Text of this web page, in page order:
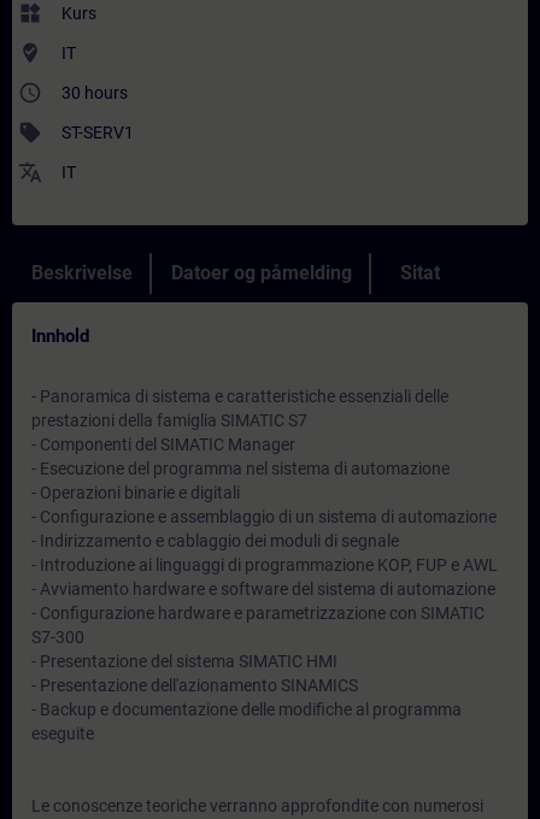
widgets Kurs
where_to_vote IT
access_time 30 hours
sell ST-SERV1
translate IT
Beskrivelse Datoer og påmelding Sitat
Innhold
- Panoramica di sistema e caratteristiche essenziali delle
prestazioni della famiglia SIMATIC S7
- Componenti del SIMATIC Manager
- Esecuzione del programma nel sistema di automazione
- Operazioni binarie e digitali
- Configurazione e assemblaggio di un sistema di automazione
- Indirizzamento e cablaggio dei moduli di segnale
- Introduzione ai linguaggi di programmazione KOP, FUP e AWL
- Avviamento hardware e software del sistema di automazione
- Configurazione hardware e parametrizzazione con SIMATIC
S7-300
- Presentazione del sistema SIMATIC HMI
- Presentazione dell'azionamento SINAMICS
- Backup e documentazione delle modifiche al programma
eseguite
Le conoscenze teoriche verranno approfondite con numerosi